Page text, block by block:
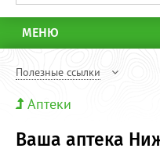
МЕНЮ
Полезные ссылки
Аптеки
Ваша аптека